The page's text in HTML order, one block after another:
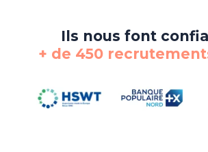
Ils nous font
+ de 450